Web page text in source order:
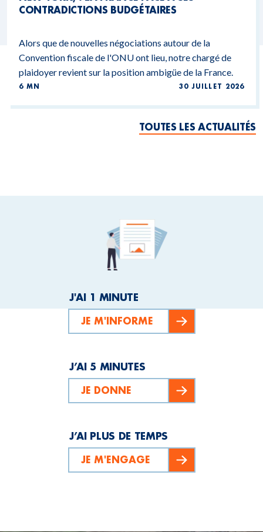
CONTRADICTIONS BUDGÉTAIRES
Alors que de nouvelles négociations autour de la
Convention fiscale de l'ONU ont lieu, notre chargé de
plaidoyer revient sur la position ambigüe de la France.
6 MN 30 JUILLET 2026
TOUTES LES ACTUALITÉS
J'AI 1 MINUTE
JE M'INFORME
J’AI 5 MINUTES
JE DONNE
J’AI PLUS DE TEMPS
JE M'ENGAGE